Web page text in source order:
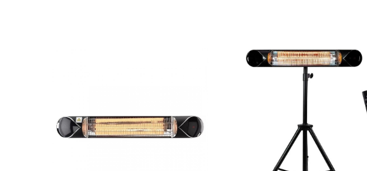
MAIS INFORMAÇÕES MAIS INFORMAÇÕES